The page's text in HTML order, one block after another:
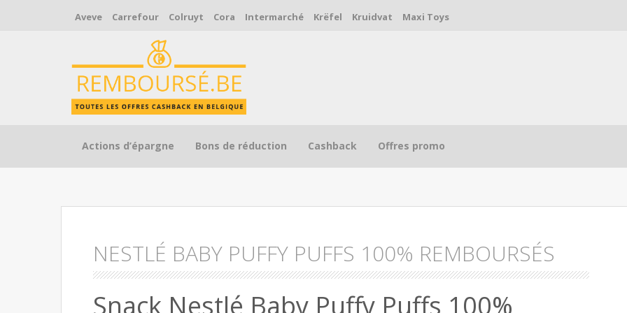
Aveve Carrefour Colruyt Cora Intermarché Krëfel Kruidvat Maxi Toys
Skip to content
Actions d’épargne Bons de réduction Cashback Offres promo
NESTLÉ BABY PUFFY PUFFS 100% REMBOURSÉS
Snack Nestlé Baby Puffy Puffs 100%